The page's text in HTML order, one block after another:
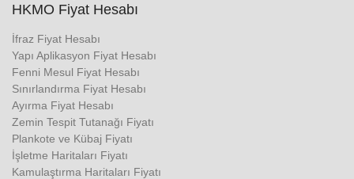
HKMO Fiyat Hesabı
İfraz Fiyat Hesabı
Yapı Aplikasyon Fiyat Hesabı
Fenni Mesul Fiyat Hesabı
Sınırlandırma Fiyat Hesabı
Ayırma Fiyat Hesabı
Zemin Tespit Tutanağı Fiyatı
Plankote ve Kübaj Fiyatı
İşletme Haritaları Fiyatı
Kamulaştırma Haritaları Fiyatı